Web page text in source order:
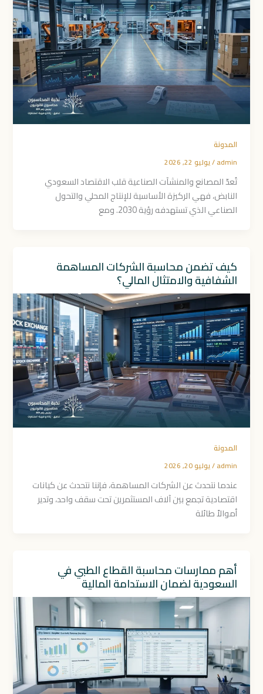
المدونة
admin
/يوليو 22, 2026
تُعدّ المصانع والمنشآت الصناعية قلب الاقتصاد السعودي
النابض، فهي الركيزة الأساسية للإنتاج المحلي والتحول
الصناعي الذي تستهدفه رؤية 2030. ومع
كيف تضمن محاسبة الشركات المساهمة
الشفافية والامتثال المالي؟
المدونة
admin
/يوليو 20, 2026
عندما نتحدث عن الشركات المساهمة، فإننا نتحدث عن كيانات
اقتصادية تجمع بين آلاف المستثمرين تحت سقف واحد، وتدير
أموالاً طائلة
أهم ممارسات محاسبة القطاع الطبي في
السعودية لضمان الاستدامة المالية